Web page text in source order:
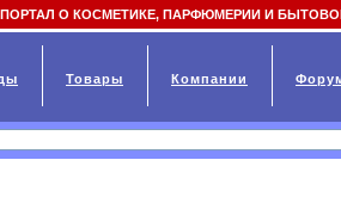
О КОСМЕТИКЕ, ПАРФЮМЕРИИ И
Товары Компании